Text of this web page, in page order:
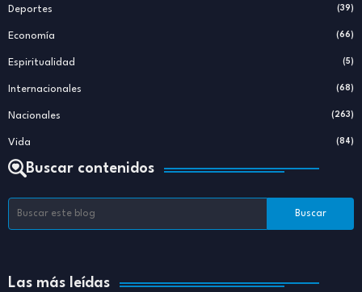
Deportes (39)
Economía (66)
Espiritualidad (5)
Internacionales (68)
Nacionales (263)
Vida (84)
Buscar contenidos
Las más leídas